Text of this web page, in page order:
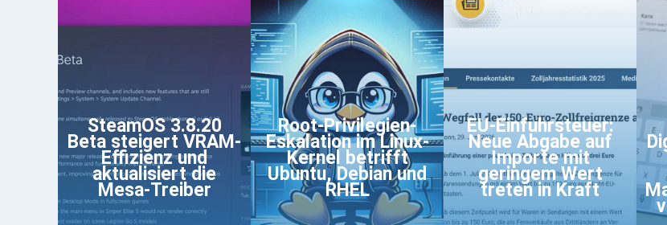
SteamOS 3.8.20
Beta steigert VRAM-
Effizienz und
aktualisiert die
Mesa-Treiber
Root-Privilegien-
Eskalation im Linux-
Kernel betrifft
Ubuntu, Debian und
RHEL
EU-Einfuhrsteuer:
Neue Abgabe auf
Importe mit
geringem Wert
treten in Kraft